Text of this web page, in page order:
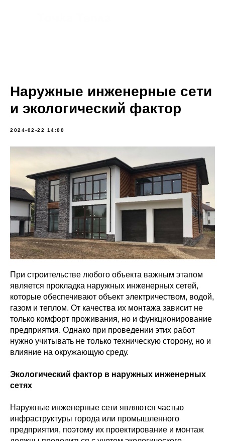
Наружные инженерные сети
и экологический фактор
2024-02-22 14:00
При строительстве любого объекта важным этапом
является прокладка наружных инженерных сетей,
которые обеспечивают объект электричеством, водой,
газом и теплом. От качества их монтажа зависит не
только комфорт проживания, но и функционирование
предприятия. Однако при проведении этих работ
нужно учитывать не только техническую сторону, но и
влияние на окружающую среду.
Экологический фактор в наружных инженерных
сетях
Наружные инженерные сети являются частью
инфраструктуры города или промышленного
предприятия, поэтому их проектирование и монтаж